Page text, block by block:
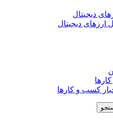
دیجیتال
ارزهای دیجیتال
کسب و کارها